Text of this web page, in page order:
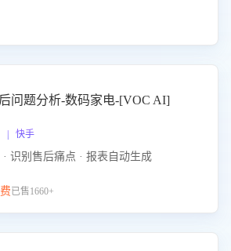
问题分析-数码家电-[VOC AI]
| 快手
识别售后痛点 · 报表自动生成
已售1660+